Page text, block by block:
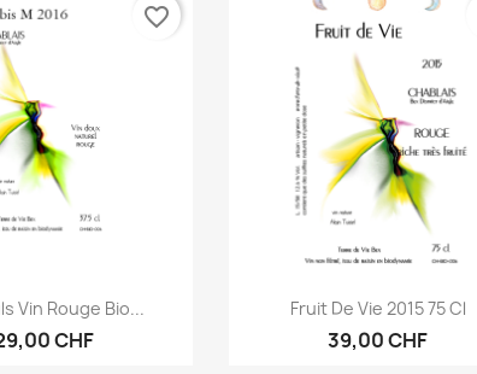
rapide
Vin Rouge Bio...
CHF
favorite_border
Aperçu rapide
Fruit De Vie 2015 75 Cl
39,00 CHF